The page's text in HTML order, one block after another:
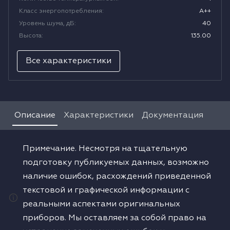
Водонагреватели
Класс энергопотребления:
A++
Уровень шума, дБ:
40
Высота: 135.00
Все характеристики
Описание Характеристики Документация
Примечание. Несмотря на тщательную
подготовку публикуемых данных, возможно
наличие ошибок, расхождений приведенной
текстовой и графической информации с
реальными аспектами оригинальных
приборов. Мы оставляем за собой право на